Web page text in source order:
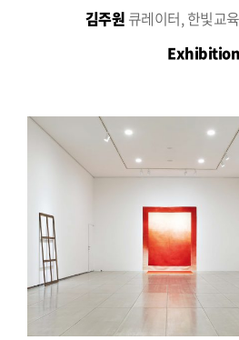
김주원 큐레이터, 한빛교
Exhibition